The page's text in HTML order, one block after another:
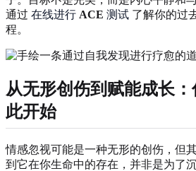
通过 在线进行 ACE 测试 了解你的过
程。
从无形创伤到赋能成长
此开始
情感忽视可能是一种无形的创伤，但
到它在你生命中的存在，并非是为了